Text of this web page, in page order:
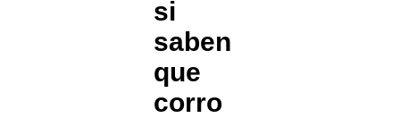
si
saben
que
corro